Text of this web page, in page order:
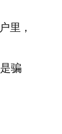
里，
骗